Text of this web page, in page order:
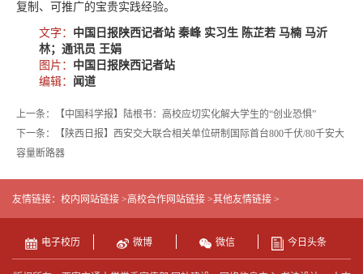
复制、可推广的宝贵实践经验。
文字： 中国日报陕西记者站 秦峰 实习生 陈芷若 马楠 马沂
林；通讯员 王娟
图片： 中国日报陕西记者站
编辑： 闻道
上一条：【中国科学报】陆根书：高校应切实化解大学生的“创业恐惧”
下一条：【陕西日报】西安交大联合相关单位研制国际首台800千伏/80千安大
容量断路器
友情链接： 校内网站链接 >高校合作网站链接 >其他友情链接 >
电子校历 微博 微信 今日头条